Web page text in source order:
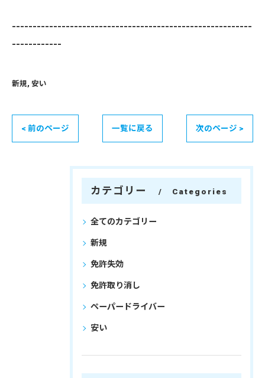
----------------------------------------------------------
------------
新規 安い
< 前のページ 一覧に戻る 次のページ >
カテゴリー Categories
全てのカテゴリー
新規
免許失効
免許取り消し
ペーパードライバー
安い